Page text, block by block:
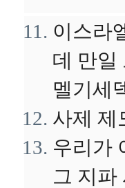
이스라
데 만일
멜기세
사제 제
우리가
그 지파